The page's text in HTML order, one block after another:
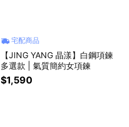
宅配商品
【JING YANG 晶漾】白鋼項鍊
多選款 | 氣質簡約女項鍊
$1,590